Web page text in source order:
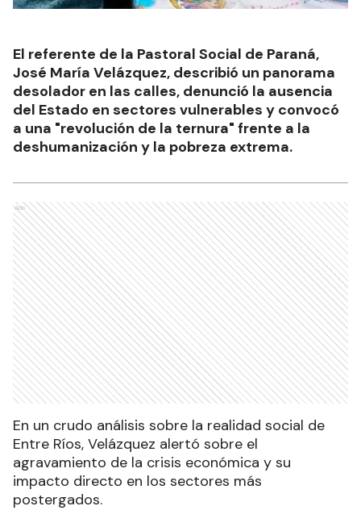
El referente de la Pastoral Social de Paraná,
José María Velázquez, describió un panorama
desolador en las calles, denunció la ausencia
del Estado en sectores vulnerables y convocó
a una "revolución de la ternura" frente a la
deshumanización y la pobreza extrema.
Ads
En un crudo análisis sobre la realidad social de
Entre Ríos, Velázquez alertó sobre el
agravamiento de la crisis económica y su
impacto directo en los sectores más
postergados.